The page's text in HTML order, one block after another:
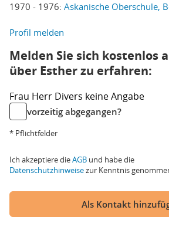
1970 - 1976: Askanische Oberschule,
Profil melden
Melden Sie sich kostenlos
über Esther zu erfahren:
Frau Herr Divers keine Angabe
vorzeitig abgegangen?
* Pflichtfelder
Ich akzeptiere dieAGB und habe die
Datenschutzhinweisezur Kenntnis
Als Kontakt